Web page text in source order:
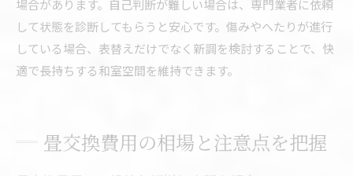
場合があります。自己判断が難しい場合は、専門業者に依頼
して状態を診断してもらうと安心です。傷みやへたりが進行
している場合、表替えだけでなく新調を検討することで、快
適で長持ちする和室空間を維持できます。
畳交換費用の相場と注意点を把握